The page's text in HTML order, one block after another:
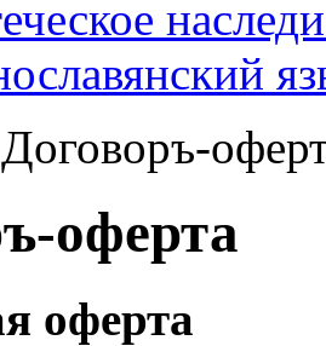
Договоръ-
оферта
оферта